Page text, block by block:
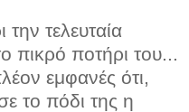
την τελευταία
πικρό ποτήρι του...
εμφανές ότι,
το πόδι της η